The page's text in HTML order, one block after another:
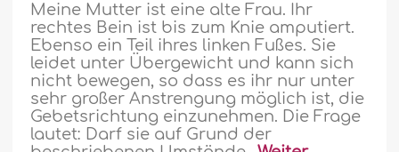
Meine Mutter ist eine alte Frau. Ihr
rechtes Bein ist bis zum Knie amputiert.
Ebenso ein Teil ihres linken Fußes. Sie
leidet unter Übergewicht und kann sich
nicht bewegen, so dass es ihr nur unter
sehr großer Anstrengung möglich ist, die
Gebetsrichtung einzunehmen. Die Frage
lautet: Darf sie auf Grund der